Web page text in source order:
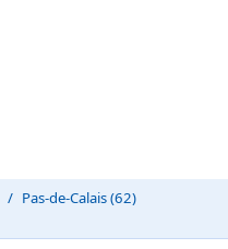
Pas-de-Calais (62)